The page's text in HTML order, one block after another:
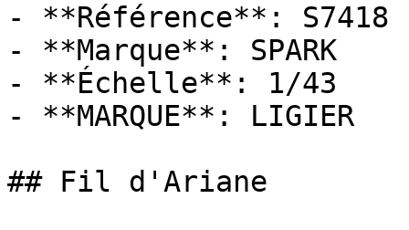
- **Référence**: S7418
- **Marque**: SPARK
- **Échelle**: 1/43
- **MARQUE**: LIGIER
## Fil d'Ariane